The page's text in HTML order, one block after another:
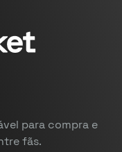
para compra e
fãs.